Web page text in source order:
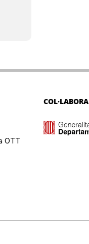
OTT
COL·LABORA